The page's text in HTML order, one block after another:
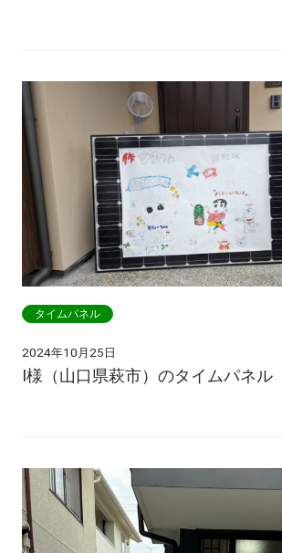
タイムパネル
2024年10月25日
I様（山口県萩市）のタイムパネル